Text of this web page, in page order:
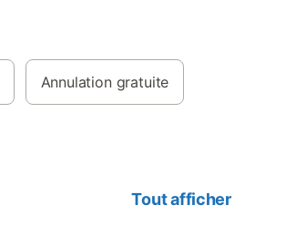
Annulation gratuite
Tout afficher